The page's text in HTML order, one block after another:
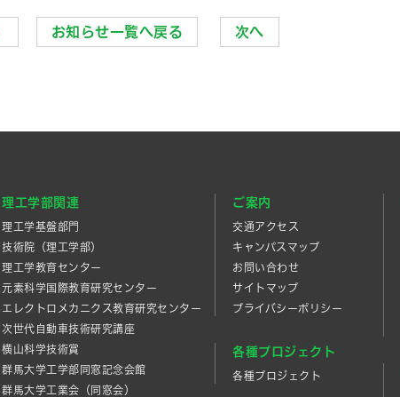
お知らせ一覧へ戻る 次へ
理工学部関連
理工学基盤部門
技術院（理工学部）
理工学教育センター
元素科学国際教育研究センター
エレクトロメカニクス教育研究センター
次世代自動車技術研究講座
横山科学技術賞
群馬大学工学部同窓記念会館
群馬大学工業会（同窓会）
ご案内
交通アクセス
キャンパスマップ
お問い合わせ
サイトマップ
プライバシーポリシー
各種プロジェクト
各種プロジェクト